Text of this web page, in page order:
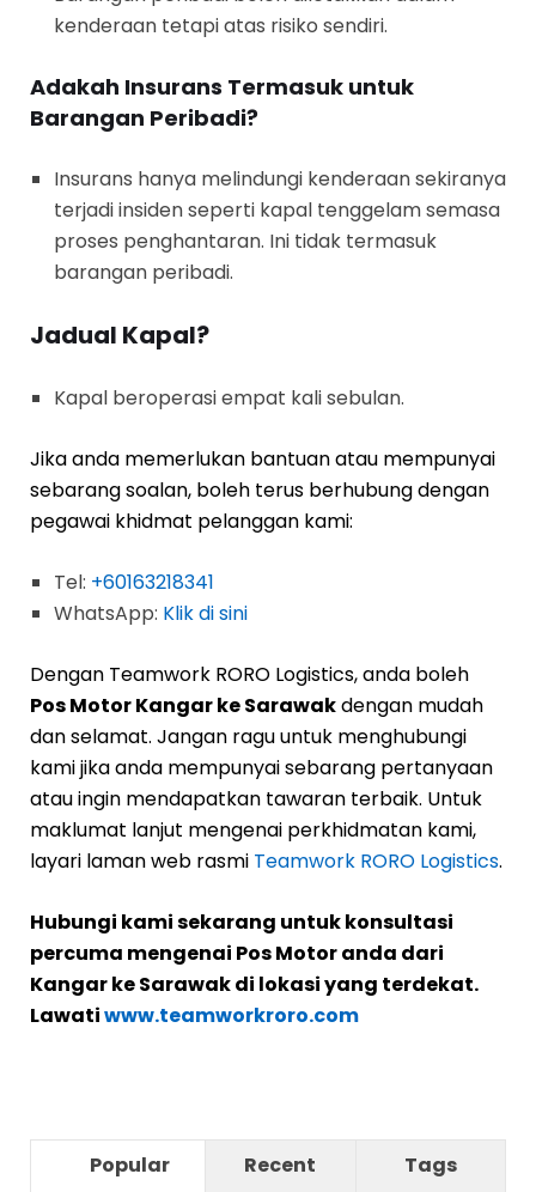
kenderaan tetapi atas risiko sendiri.
Adakah Insurans Termasuk untuk
Barangan Peribadi?
Insurans hanya melindungi kenderaan sekiranya
terjadi insiden seperti kapal tenggelam semasa
proses penghantaran. Ini tidak termasuk
barangan peribadi.
Jadual Kapal?
Kapal beroperasi empat kali sebulan.
Jika anda memerlukan bantuan atau mempunyai
sebarang soalan, boleh terus berhubung dengan
pegawai khidmat pelanggan kami:
Tel: +60163218341
WhatsApp: Klik di sini
Dengan Teamwork RORO Logistics, anda boleh
Pos Motor Kangar ke Sarawakdengan mudah
dan selamat. Jangan ragu untuk menghubungi
kami jika anda mempunyai sebarang pertanyaan
atau ingin mendapatkan tawaran terbaik. Untuk
maklumat lanjut mengenai perkhidmatan kami,
layari laman web rasmi Teamwork RORO Logistics.
Hubungi kami sekarang untuk konsultasi
percuma mengenai Pos Motor anda dari
Kangar ke Sarawak di lokasi yang terdekat.
Lawatiwww.teamworkroro.com
Popular Recent Tags